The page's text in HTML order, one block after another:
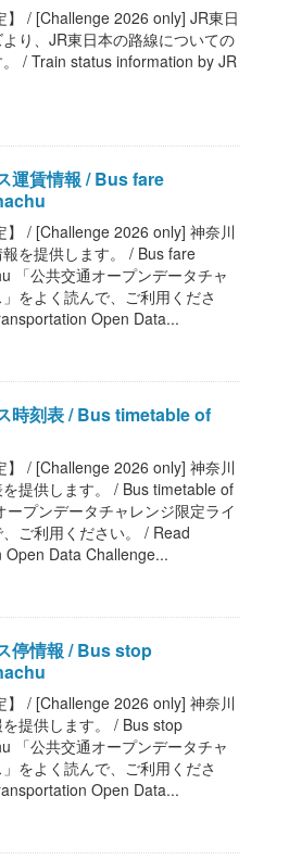
】 / [Challenge 2026 only] JR東日
り、JR東日本の路線についての
/ Train status information by JR
運賃情報 / Bus fare
】 / [Challenge 2026 only] 神奈川
を提供します。 / Bus fare
「公共交通オープンデータチャ
をよく読んで、ご利用くださ
Open Data...
時刻表 / Bus timetable of
】 / [Challenge 2026 only] 神奈川
提供します。 / Bus timetable of
プンデータチャレンジ限定ライ
ご利用ください。 / Read
Data Challenge...
停情報 / Bus stop
】 / [Challenge 2026 only] 神奈川
提供します。 / Bus stop
「公共交通オープンデータチャ
をよく読んで、ご利用くださ
Open Data...